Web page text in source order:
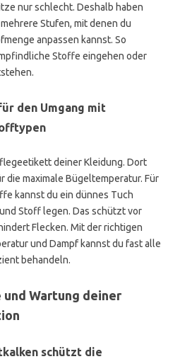
nur schlecht. Deshalb haben
Stufen, mit denen du
anpassen kannst. So
Stoffe eingehen oder
den Umgang mit
deiner Kleidung. Dort
die maximale Bügeltemperatur. Für
kannst du ein dünnes Tuch
Stoff legen. Das schützt vor
Flecken. Mit der richtigen
und Dampf kannst du fast alle
behandeln.
Wartung deiner
schützt die